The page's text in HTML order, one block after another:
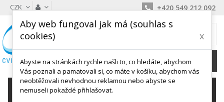
CZK +420 549 212 092
0 Kč
KATEGORIE
Aby web fungoval jak má (souhlas s
cookies)
x
Abyste na stránkách rychle našli to, co hledáte, abychom
Vás poznali a pamatovali si, co máte v košíku, abychom vás
neobtěžovali nevhodnou reklamou nebo abyste se
nemuseli pokaždé přihlašovat.